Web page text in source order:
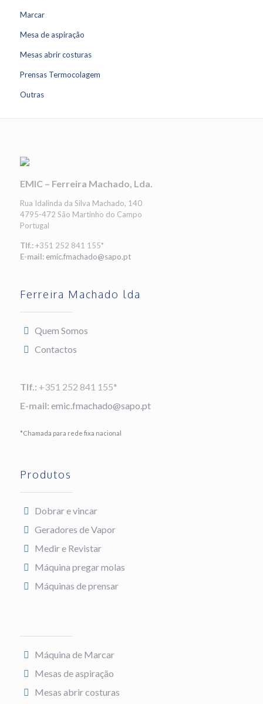
Marcar
Mesa de aspiração
Mesas abrir costuras
Prensas Termocolagem
Outras
EMIC – Ferreira Machado, Lda.
Rua Idalinda da Silva Machado, 140
4795-472 São Martinho do Campo
Portugal
Tlf.:+351 252 841 155*
E-mail:emic.fmachado@sapo.pt
Ferreira Machado lda
Quem Somos
Contactos
Tlf.: +351 252 841 155*
E-mail: emic.fmachado@sapo.pt
*Chamada para rede fixa nacional
Produtos
Dobrar e vincar
Geradores de Vapor
Medir e Revistar
Máquina pregar molas
Máquinas de prensar
Máquina de Marcar
Mesas de aspiração
Mesas abrir costuras